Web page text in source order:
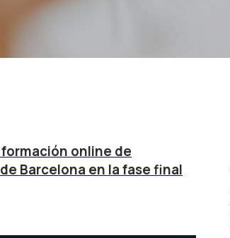
online de
Barcelona en la fase final